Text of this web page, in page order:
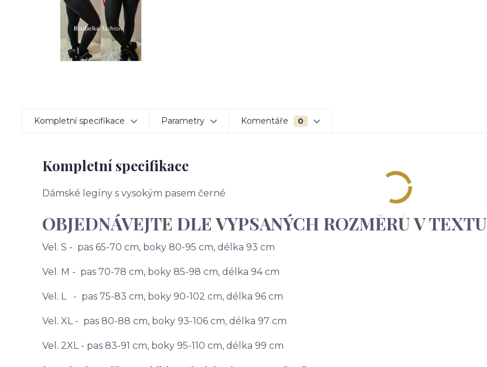
Kompletní specifikace Parametry Komentáře 0
Kompletní specifikace
Dámské legíny s vysokým pasem černé
OBJEDNÁVEJTE DLE VYPSANÝCH ROZMĚRŮ V TEXTU
Vel. S - pas 65-70 cm, boky 80-95 cm, délka 93 cm
Vel. M - pas 70-78 cm, boky 85-98 cm, délka 94 cm
Vel. L - pas 75-83 cm, boky 90-102 cm, délka 96 cm
Vel. XL - pas 80-88 cm, boky 93-106 cm, délka 97 cm
Vel. 2XL - pas 83-91 cm, boky 95-110 cm, délka 99 cm